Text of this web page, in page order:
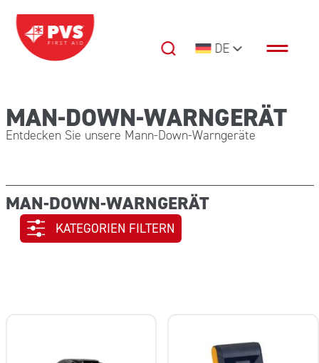
Zum Inhalt springen
Hauptnavigation DE
MAN-DOWN-WARNGERÄT
Entdecken Sie unsere Mann-Down-Warngeräte
MAN-DOWN-WARNGERÄT
KATEGORIEN FILTERN